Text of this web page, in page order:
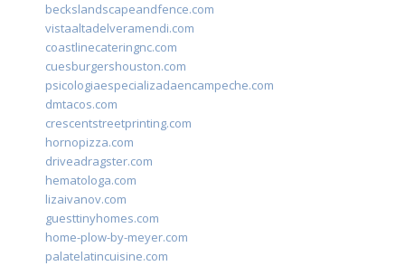
beckslandscapeandfence.com
vistaaltadelveramendi.com
coastlinecateringnc.com
cuesburgershouston.com
psicologiaespecializadaencampeche.com
dmtacos.com
crescentstreetprinting.com
hornopizza.com
driveadragster.com
hematologa.com
lizaivanov.com
guesttinyhomes.com
home-plow-by-meyer.com
palatelatincuisine.com